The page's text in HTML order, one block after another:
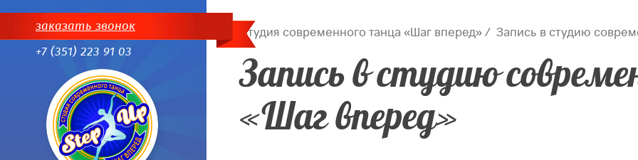
заказать звонок
+7 (351) 223 91 03
Студия современного танца «Шаг вперед» Запись в студию
Запись в студию
«Шаг вперед»